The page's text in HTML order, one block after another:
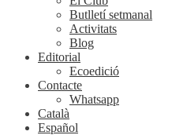
Butlletí setmanal
Activitats
Blog
Editorial
Ecoedició
Contacte
Whatsapp
Català
Español